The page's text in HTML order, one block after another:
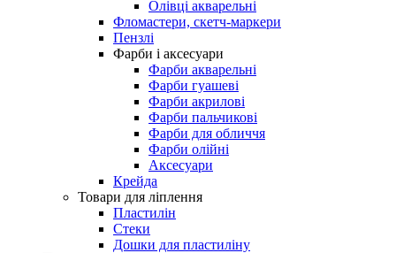
Олівці акварельні
Фломастери, скетч-маркери
Пензлі
Фарби і аксесуари
Фарби акварельні
Фарби гуашеві
Фарби акрилові
Фарби пальчикові
Фарби для обличчя
Фарби олійні
Аксесуари
Крейда
Товари для ліплення
Пластилін
Стеки
Дошки для пластиліну